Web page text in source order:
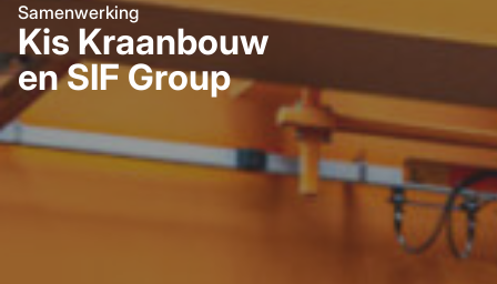
Kis Kraanbouw
en SIF Group
Samenwerking